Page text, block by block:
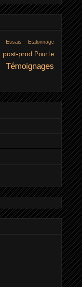
Essais Etalonnage
post-prod Pour le
Témoignages